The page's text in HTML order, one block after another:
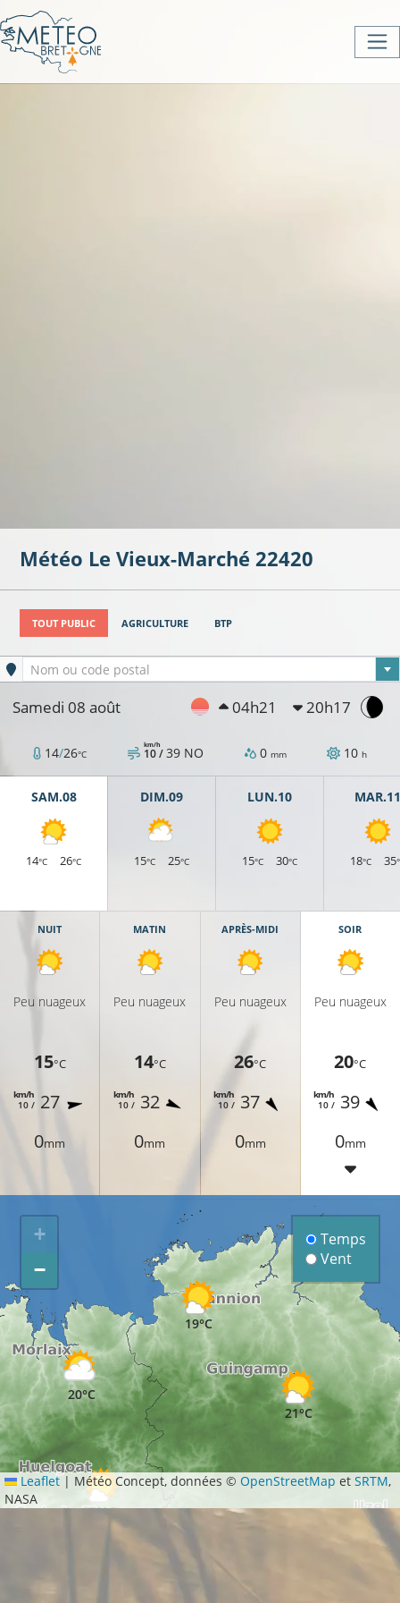
Météo Le Vieux-Marché 22420
TOUT PUBLIC AGRICULTURE BTP
Ville sélectionnée
Nom ou code postal
Samedi 08 août 04h21 20h17
14/26°C 10 /
km/h 39 NO 0 mm 10 h
SAM.08
14°C 26°C
DIM.09
15°C 25°C
LUN.10
15°C 30°C
MAR.11
18°C 35
NUIT
Peu nuageux
15°C
10 /
km/h 27
0mm
MATIN
Peu nuageux
14°C
10 /
km/h 32
0mm
APRÈS-MIDI
Peu nuageux
26°C
10 /
km/h 37
0mm
SOIR
Peu nuageux
20°C
10 /
km/h 39
0mm
20°C
20°C
21°C
19°C
+
−
Temps
Vent
Leaflet | Météo Concept, données ©OpenStreetMap etSRTM,
NASA